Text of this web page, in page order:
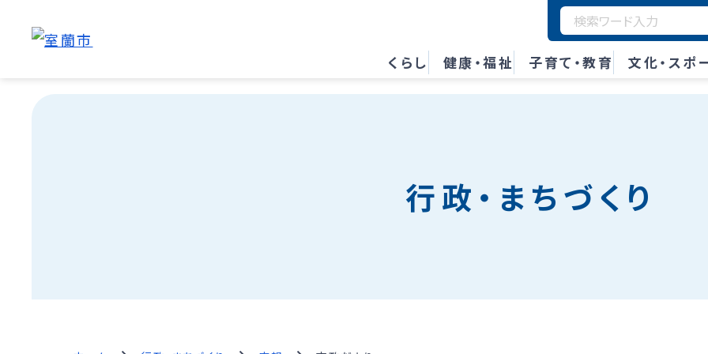
くらし 健康・福祉 子育て・教育 文化・スポ
行政・まちづくり